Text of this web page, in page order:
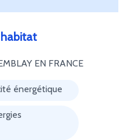
EN FRANCE
énergétique